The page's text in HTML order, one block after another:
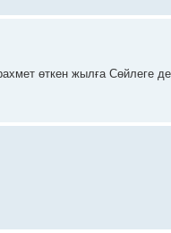
өткен жылға Сөйлеге де